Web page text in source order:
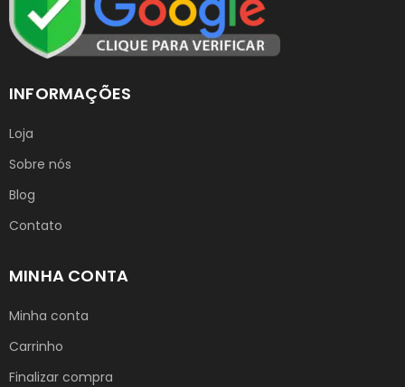
INFORMAÇÕES
Loja
Sobre nós
Blog
Contato
MINHA CONTA
Minha conta
Carrinho
Finalizar compra